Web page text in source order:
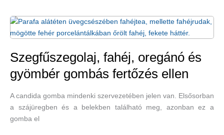
csökkenti
a
áfonya
Szegfűszegolaj, fahéj, oregánó és
gyömbér gombás fertőzés ellen
A candida gomba mindenki szervezetében jelen van. Elsősorban
a szájüregben és a belekben található meg, azonban ez a
gomba el